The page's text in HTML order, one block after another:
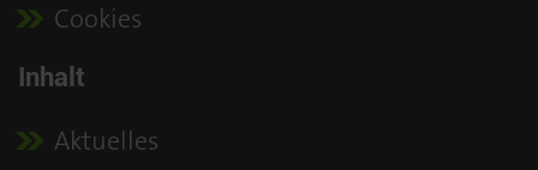
Cookies
Inhalt
Aktuelles